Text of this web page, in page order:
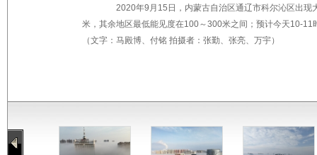
2020年9月15日，内蒙古自治区通辽市科尔沁区出现
米，其余地区最低能见度在100～300米之间；预计今天10-
（文字：马殿博、付铭 拍摄者：张勤、张亮、万宇）